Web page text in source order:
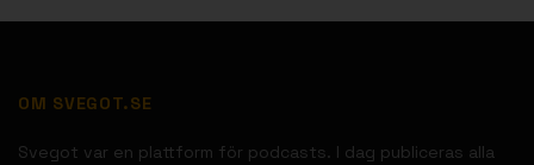
OM SVEGOT.SE
Svegot var en plattform för podcasts. I dag publiceras alla